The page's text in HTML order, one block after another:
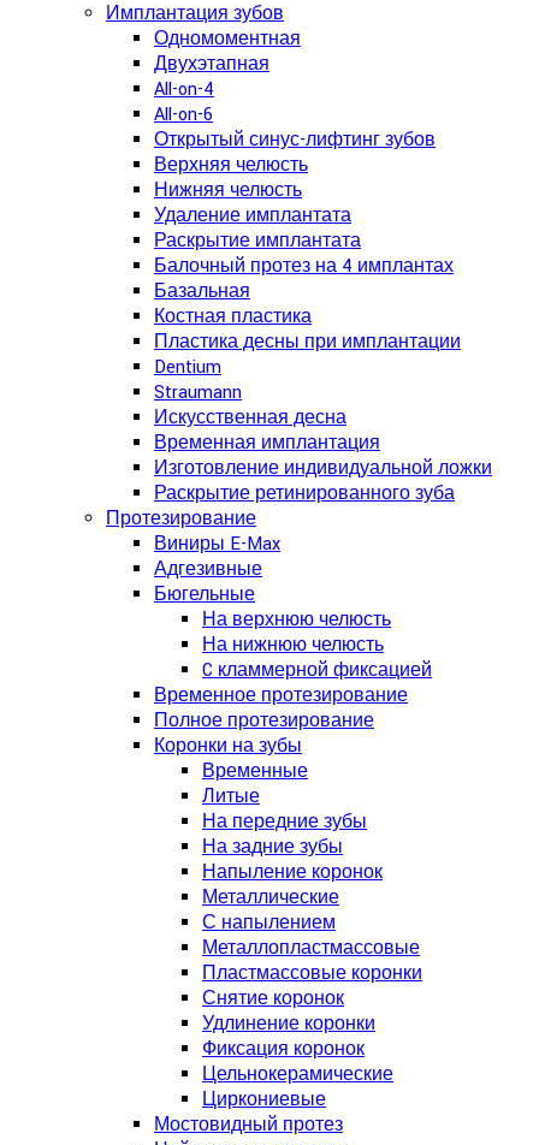
Имплантация зубов
Одномоментная
Двухэтапная
All-on-4
All-on-6
Открытый синус-лифтинг зубов
Верхняя челюсть
Нижняя челюсть
Удаление имплантата
Раскрытие имплантата
Балочный протез на 4 имплантах
Базальная
Костная пластика
Пластика десны при имплантации
Dentium
Straumann
Искусственная десна
Временная имплантация
Изготовление индивидуальной ложки
Раскрытие ретинированного зуба
Протезирование
Виниры E-Max
Адгезивные
Бюгельные
На верхнюю челюсть
На нижнюю челюсть
C кламмерной фиксацией
Временное протезирование
Полное протезирование
Коронки на зубы
Временные
Литые
На передние зубы
На задние зубы
Напыление коронок
Металлические
С напылением
Металлопластмассовые
Пластмассовые коронки
Снятие коронок
Удлинение коронки
Фиксация коронок
Цельнокерамические
Циркониевые
Мостовидный протез